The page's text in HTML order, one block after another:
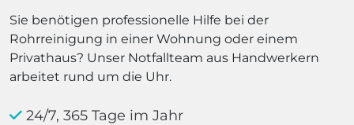
Sie benötigen professionelle Hilfe bei der
Rohrreinigung in einer Wohnung oder einem
Privathaus? Unser Notfallteam aus Handwerkern
arbeitet rund um die Uhr.
24/7, 365 Tage im Jahr